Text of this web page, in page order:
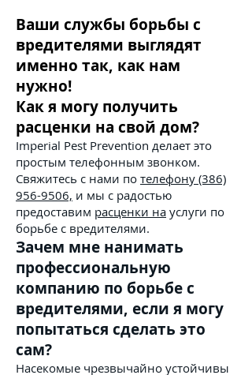
Ваши службы борьбы с
вредителями выглядят
именно так, как нам
нужно!
Как я могу получить
расценки на свой дом?
Imperial Pest Prevention делает это
простым телефонным звонком.
Свяжитесь с нами по телефону (386)
956-9506, и мы с радостью
предоставим расценки на услуги по
борьбе с вредителями.
Зачем мне нанимать
профессиональную
компанию по борьбе с
вредителями, если я могу
попытаться сделать это
сам?
Насекомые чрезвычайно устойчивы